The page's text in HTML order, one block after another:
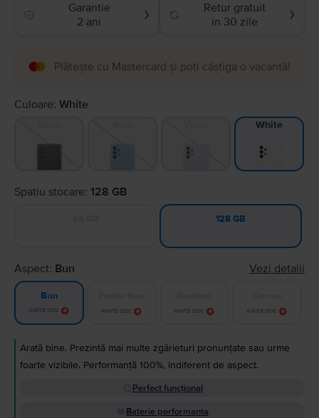
Garantie
2 ani
❯
Retur gratuit
in 30 zile
❯
Plătește cu Mastercard și poți câștiga o vacanță!
Culoare: White
White
Spatiu stocare: 128 GB
128 GB
Aspect: Bun Vezi detalii
Bun
Alertă stoc Alertă stoc Alertă stoc Alertă stoc
Arată bine. Prezintă mai multe zgârieturi pronunțate sau urme
foarte vizibile. Performanță 100%, indiferent de aspect.
Perfect funcțional
Baterie performanta